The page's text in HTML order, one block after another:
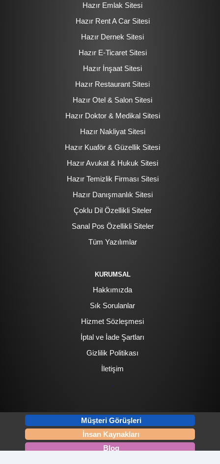
Hazır Emlak Sitesi
Hazır Rent A Car Sitesi
Hazır Dernek Sitesi
Hazır E-Ticaret Sitesi
Hazır İnşaat Sitesi
Hazır Restaurant Sitesi
Hazır Otel & Salon Sitesi
Hazır Doktor & Medikal Sitesi
Hazır Nakliyat Sitesi
Hazır Kuaför & Güzellik Sitesi
Hazır Avukat & Hukuk Sitesi
Hazır Temizlik Firması Sitesi
Hazır Danışmanlık Sitesi
Çoklu Dil Özellikli Siteler
Sanal Pos Özellikli Siteler
Tüm Yazılımlar
KURUMSAL
Hakkımızda
Sık Sorulanlar
Hizmet Sözleşmesi
İptal ve İade Şartları
Gizlilik Politikası
İletişim
Müşteri Görüşleri
İnsan Kaynakları
Blog